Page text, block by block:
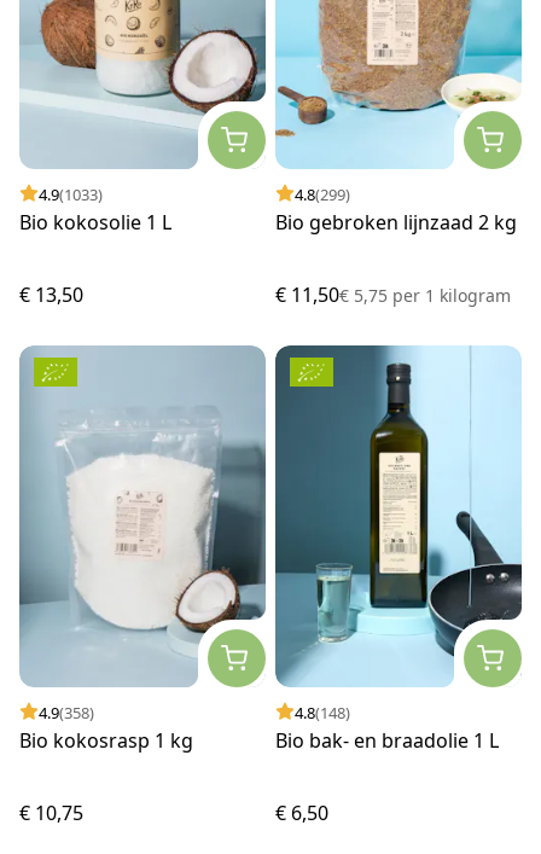
4.9(1033)
Bio kokosolie 1 L
€ 13,50
4.8(299)
Bio gebroken lijnzaad 2 kg
€ 11,50€ 5,75 per 1 kilogram
4.9(358)
Bio kokosrasp 1 kg
€ 10,75
4.8(148)
Bio bak- en braadolie 1 L
€ 6,50